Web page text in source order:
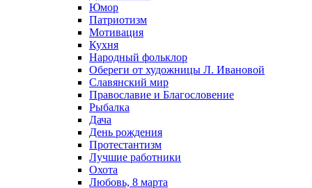
Юмор
Патриотизм
Мотивация
Кухня
Народный фольклор
Обереги от художницы Л. Ивановой
Славянский мир
Православие и Благословение
Рыбалка
Дача
День рождения
Протестантизм
Лучшие работники
Охота
Любовь, 8 марта